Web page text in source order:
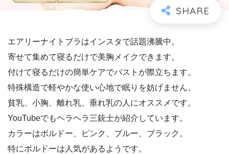
エアリーナイトブラはインスタで話題沸騰中。
寄せて集めて寝るだけで美胸メイクできます。
付けて寝るだけの簡単ケアでバストが際立ちます。
特殊構造で軽やかな使い心地で眠りを妨げません。
貧乳、小胸、離れ乳、垂れ乳の人にオススメです。
YouTubeでもヘラヘラ三銃士が紹介しています。
カラーはボルドー、ピンク、ブルー、ブラック。
特にボルドーは人気があるようです。